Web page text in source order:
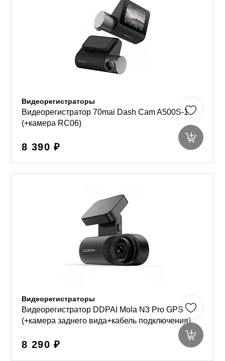
Видеорегистраторы
Видеорегистратор 70mai Dash Cam A500S-1
(+камера RC06)
8 390 ₽
Видеорегистраторы
Видеорегистратор DDPAI Mola N3 Pro GPS
(+камера заднего вида+кабель подключения)
8 290 ₽